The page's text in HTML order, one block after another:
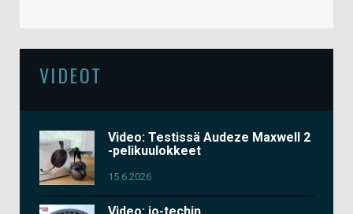
VIDEOT
Video: Testissä Audeze Maxwell 2
-pelikuulokkeet
15.6.2026